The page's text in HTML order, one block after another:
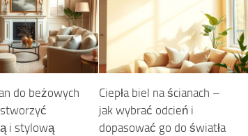
do beżowych
i stylową
Ciepła biel na ścianach –
jak wybrać odcień i
dopasować go do światła